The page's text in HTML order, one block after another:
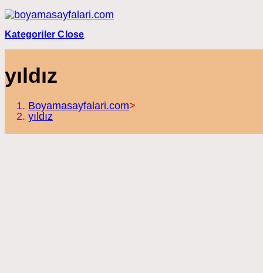
Skip
to
content
Kategoriler Close
yıldız
Boyamasayfalari.com>
yıldız